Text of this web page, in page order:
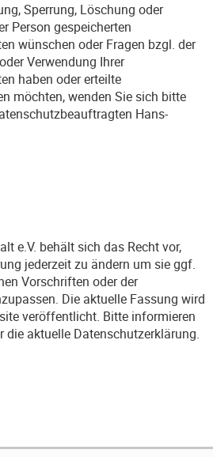
Sperrung, Löschung oder
Person gespeicherten
wünschen oder Fragen bzgl. der
Verwendung Ihrer
haben oder erteilte
möchten, wenden Sie sich bitte
Hans-
e.V. behält sich das Recht vor,
jederzeit zu ändern um sie ggf.
Vorschriften oder der
Die aktuelle Fassung wird
veröffentlicht. Bitte informieren
die aktuelle Datenschutzerklärung.